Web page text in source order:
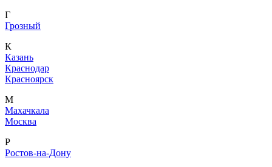
Г
Грозный
К
Казань
Краснодар
Красноярск
М
Махачкала
Москва
Р
Ростов-на-Дону